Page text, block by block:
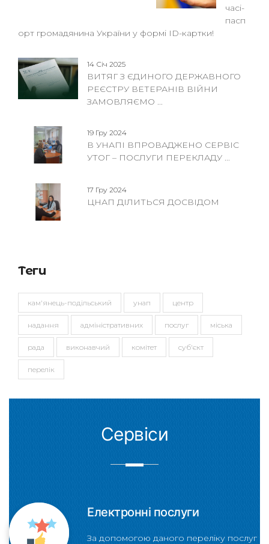
часі-
пасп
орт громадянина України у формі ID-картки!
14 Січ 2025
ВИТЯГ З ЄДИНОГО ДЕРЖАВНОГО
РЕЄСТРУ ВЕТЕРАНІВ ВІЙНИ
ЗАМОВЛЯЄМО ...
19 Гру 2024
В УНАПІ ВПРОВАДЖЕНО СЕРВІС
УТОГ – ПОСЛУГИ ПЕРЕКЛАДУ ...
17 Гру 2024
ЦНАП ДІЛИТЬСЯ ДОСВІДОМ
Теги
кам'янець-подільський унап центр
надання адміністративних послуг міська
рада виконавчий комітет суб'єкт
перелік
Сервіси
Електронні послуги
За допомогою даного переліку послуг